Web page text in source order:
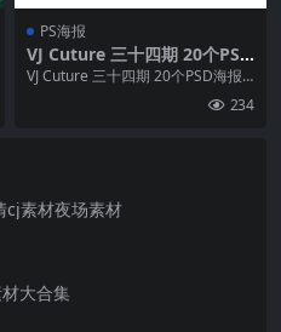
PS海报
VJ Cuture 三十四期 20个PSD
海报套餐开门红收官之战等
VJ Cuture 三十四期 20个PSD海报
234
cj素材夜场素材
大合集